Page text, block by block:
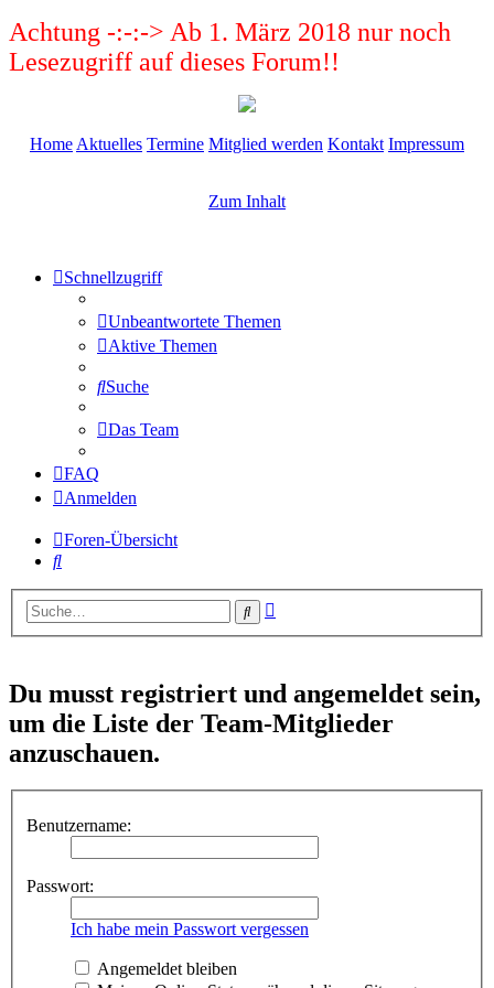
Achtung -:-:-> Ab 1. März 2018 nur noch
Lesezugriff auf dieses Forum!!
Home Aktuelles Termine Mitglied werden Kontakt Impressum
Zum Inhalt
Schnellzugriff
Unbeantwortete Themen
Aktive Themen
Suche
Das Team
FAQ
Anmelden
Foren-Übersicht
Suche
Suche
Du musst registriert und angemeldet sein,
um die Liste der Team-Mitglieder
anzuschauen.
Benutzername:
Passwort:
Ich habe mein Passwort vergessen
Angemeldet bleiben